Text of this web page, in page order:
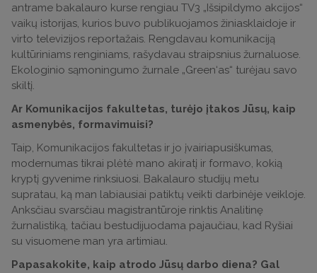
antrame bakalauro kurse rengiau TV3 „Išsipildymo akcijos“
vaikų istorijas, kurios buvo publikuojamos žiniasklaidoje ir
virto televizijos reportažais. Rengdavau komunikaciją
kultūriniams renginiams, rašydavau straipsnius žurnaluose.
Ekologinio sąmoningumo žurnale „Green‘as“ turėjau savo
skiltį.
Ar Komunikacijos fakultetas, turėjo įtakos Jūsų, kaip
asmenybės, formavimuisi?
Taip, Komunikacijos fakultetas ir jo įvairiapusiškumas,
modernumas tikrai plėtė mano akiratį ir formavo, kokią
kryptį gyvenime rinksiuosi. Bakalauro studijų metu
supratau, ką man labiausiai patiktų veikti darbinėje veikloje.
Anksčiau svarsčiau magistrantūroje rinktis Analitinę
žurnalistiką, tačiau bestudijuodama pajaučiau, kad Ryšiai
su visuomene man yra artimiau.
Papasakokite, kaip atrodo Jūsų darbo diena? Gal